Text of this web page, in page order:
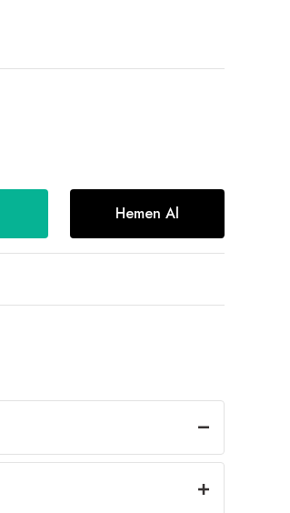
Hemen Al